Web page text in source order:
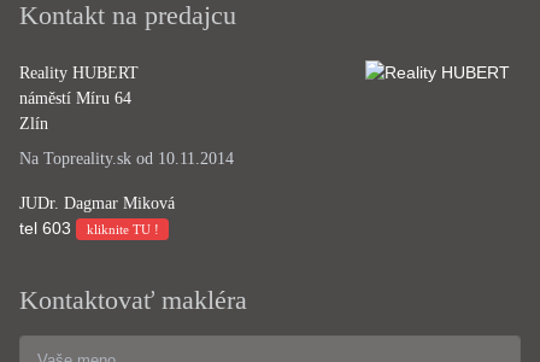
Kontakt na predajcu
Reality HUBERT
náměstí Míru 64
Zlín
Na Topreality.sk od 10.11.2014
JUDr. Dagmar Miková
tel 603 kliknite TU !
Kontaktovať makléra